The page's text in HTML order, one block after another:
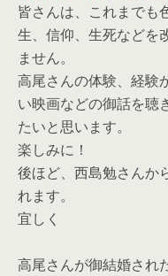
皆さんは、これまでも
生、信仰、生死などを
ません。
高尾さんの体験、経験
い映画などの御話を聴
たいと思います。
楽しみに！
後ほど、西島勉さんか
れます。
宜しく
高尾さんが御結婚され